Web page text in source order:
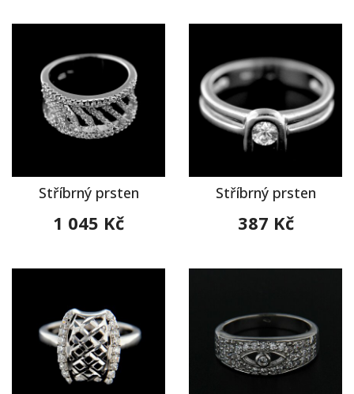
Stříbrný prsten
1 045 Kč
Stříbrný prsten
387 Kč